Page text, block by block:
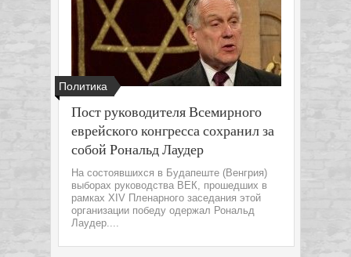
Политика
Пост руководителя Всемирного
еврейского конгресса сохранил за
собой Рональд Лаудер
На состоявшихся в Будапеште (Венгрия)
выборах руководства ВЕК, прошедших в
рамках XIV Пленарного заседания этой
организации победу одержал Рональд
Лаудер....